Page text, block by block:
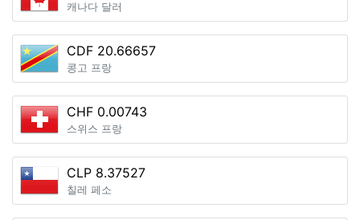
캐나다 달러
CDF 20.66657
콩고 프랑
CHF 0.00743
스위스 프랑
CLP 8.37527
칠레 페소